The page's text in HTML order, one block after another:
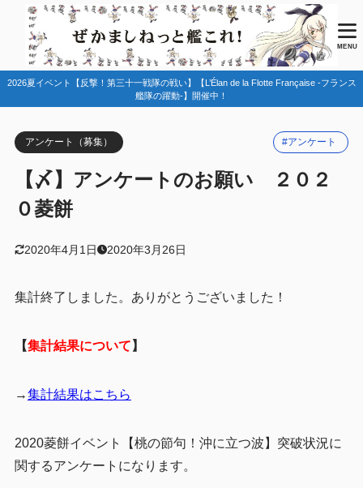
MENU
2026夏イベント【反撃！第三十一戦隊の戦い】【L’Élan de la Flotte Française -フランス
艦隊の躍動-】開催中！
アンケート（募集） #アンケート
【〆】アンケートのお願い ２０２
０菱餅
2020年4月1日 2020年3月26日
集計終了しました。ありがとうございました！
【集計結果について 】
→集計結果はこちら
2020菱餅イベント【桃の節句！沖に立つ波】突破状況に
関するアンケートになります。